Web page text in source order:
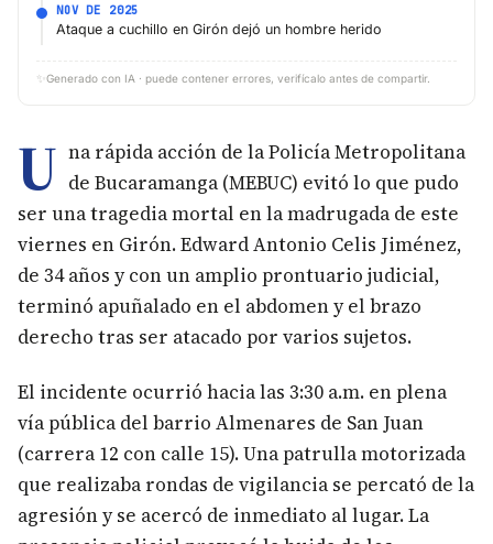
NOV DE 2025
Ataque a cuchillo en Girón dejó un hombre herido
✨ Generado con IA · puede contener errores, verifícalo antes de compartir.
U na rápida acción de la Policía Metropolitana
de Bucaramanga (MEBUC) evitó lo que pudo
ser una tragedia mortal en la madrugada de este
viernes en Girón. Edward Antonio Celis Jiménez,
de 34 años y con un amplio prontuario judicial,
terminó apuñalado en el abdomen y el brazo
derecho tras ser atacado por varios sujetos.
El incidente ocurrió hacia las 3:30 a.m. en plena
vía pública del barrio Almenares de San Juan
(carrera 12 con calle 15). Una patrulla motorizada
que realizaba rondas de vigilancia se percató de la
agresión y se acercó de inmediato al lugar. La